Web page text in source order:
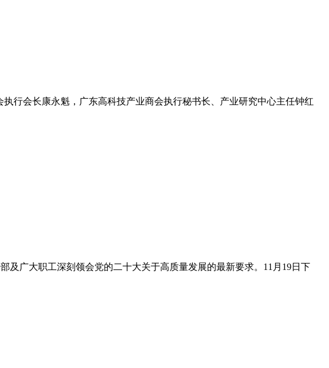
行会长康永魁，广东高科技产业商会执行秘书长、产业研究中心主任钟红
及广大职工深刻领会党的二十大关于高质量发展的最新要求。11月19日下